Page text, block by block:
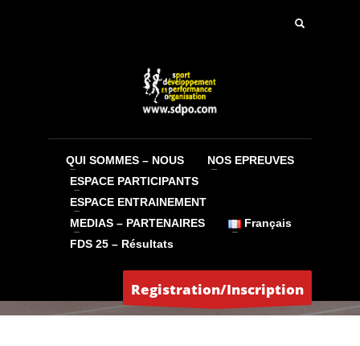
QUI SOMMES – NOUS
NOS EPREUVES
ESPACE PARTICIPANTS
ESPACE ENTRAINEMENT
MEDIAS – PARTENAIRES
Français
FDS 25 – Résultats
Registration/Inscription
Jean-Claude